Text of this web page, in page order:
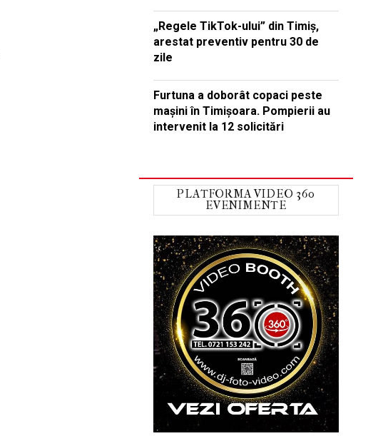
„Regele TikTok-ului” din Timiș,
arestat preventiv pentru 30 de
zile
Furtuna a doborât copaci peste
mașini în Timișoara. Pompierii au
intervenit la 12 solicitări
PLATFORMA VIDEO 360
EVENIMENTE